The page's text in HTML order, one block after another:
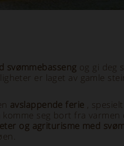
svømmebasseng og gi deg
er laget av gamle
avslappende ferie ,
komme seg bort fra
og agriturisme med